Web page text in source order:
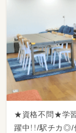
★資格不問★学習
躍中！！/駅チカ